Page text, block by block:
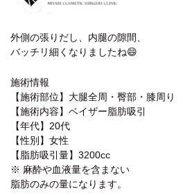
外側の張りだし、内腿の隙間、
バッチリ細くなりましたね😄
施術情報
【施術部位】大腿全周・臀部・膝周り
【施術内容】ベイザー脂肪吸引
【年代】20代
【性別】女性
【脂肪吸引量】3200cc
※ 麻酔や血液量を含まない
脂肪のみの量になります。